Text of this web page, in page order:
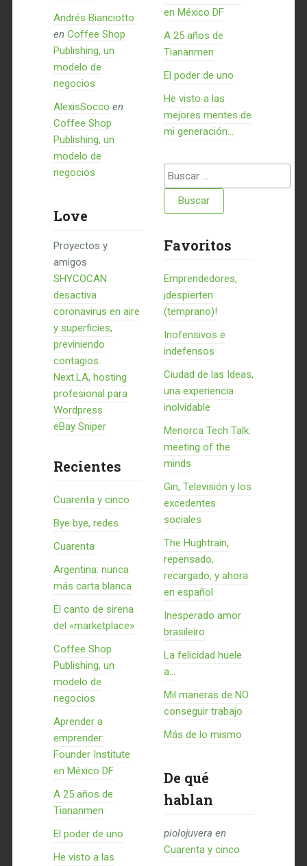
Andrés Bianciotto
en Coffee Shop
Publishing, un
modelo de
negocios
AlexisSocco en
Coffee Shop
Publishing, un
modelo de
negocios
Love
Proyectos y
amigos
SHYCOCAN
desactiva
coronavirus en aire
y superficies,
previniendo
contagios.
Next.LA, hosting
profesional para
Wordpress
eBay Sniper
Recientes
Cuarenta y cinco
Bye bye, redes
Cuarenta
Argentina: nunca
más carta blanca
El canto de sirena
del «marketplace»
Coffee Shop
Publishing, un
modelo de
negocios
Aprender a
emprender:
Founder Institute
en México DF
A 25 años de
Tiananmen
El poder de uno
He visto a las
en México DF
A 25 años de
Tiananmen
El poder de uno
He visto a las
mejores mentes de
mi generación…
Buscar:
Favoritos
Emprendedores,
¡despierten
(temprano)!
Inofensivos e
indefensos
Ciudad de las Ideas,
una experiencia
inolvidable
Menorca Tech Talk:
meeting of the
minds
Gin, Televisión y los
excedentes
sociales
The Hughtrain,
repensado,
recargado, y ahora
en español
Inesperado amor
brasileiro
La felicidad huele
a...
Mil maneras de NO
conseguir trabajo
Más de lo mismo
De qué
hablan
piolojuvera en
Cuarenta y cinco